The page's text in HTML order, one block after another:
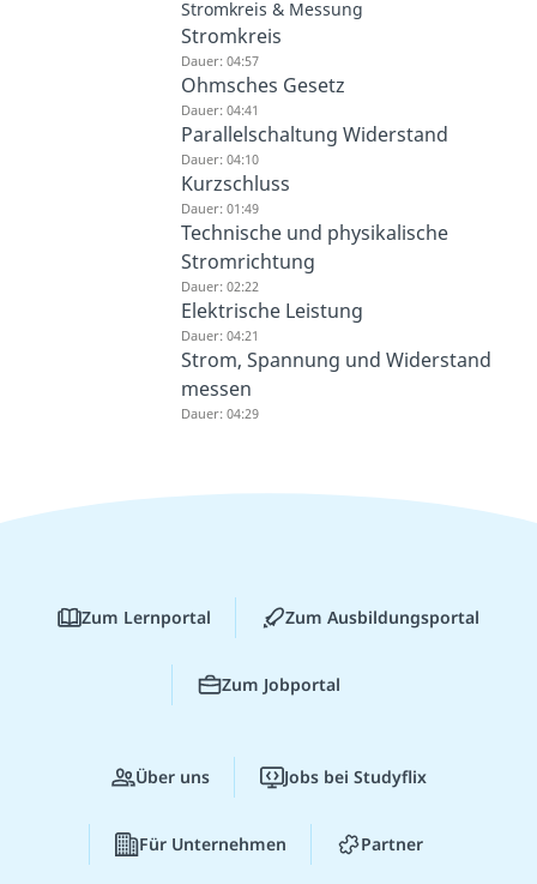
Stromkreis & Messung
Stromkreis
Dauer: 04:57
Ohmsches Gesetz
Dauer: 04:41
Parallelschaltung Widerstand
Dauer: 04:10
Kurzschluss
Dauer: 01:49
Technische und physikalische
Stromrichtung
Dauer: 02:22
Elektrische Leistung
Dauer: 04:21
Strom, Spannung und Widerstand
messen
Dauer: 04:29
Zum Lernportal Zum Ausbildungsportal
Zum Jobportal
Über uns Jobs bei Studyflix
Für Unternehmen Partner